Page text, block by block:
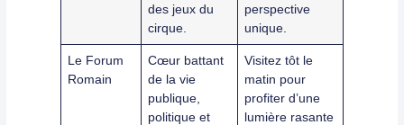
des jeux du
cirque.
perspective
unique.
Le Forum
Romain
Cœur battant
de la vie
publique,
politique et
Visitez tôt le
matin pour
profiter d’une
lumière rasante